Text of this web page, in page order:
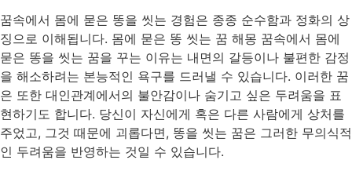
꿈속에서 몸에 묻은 똥을 씻는 경험은 종종 순수함과 정화의 상
징으로 이해됩니다. 몸에 묻은 똥 씻는 꿈 해몽 꿈속에서 몸에
묻은 똥을 씻는 꿈을 꾸는 이유는 내면의 갈등이나 불편한 감정
을 해소하려는 본능적인 욕구를 드러낼 수 있습니다. 이러한 꿈
은 또한 대인관계에서의 불안감이나 숨기고 싶은 두려움을 표
현하기도 합니다. 당신이 자신에게 혹은 다른 사람에게 상처를
주었고, 그것 때문에 괴롭다면, 똥을 씻는 꿈은 그러한 무의식적
인 두려움을 반영하는 것일 수 있습니다.